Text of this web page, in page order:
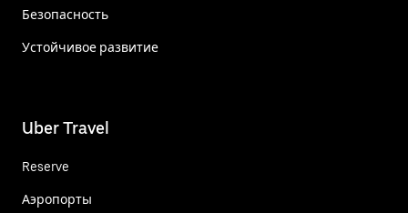
Безопасность
Устойчивое развитие
Uber Travel
Reserve
Аэропорты